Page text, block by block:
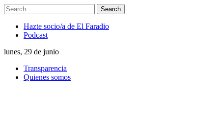
Hazte socio/a de El Faradio
Podcast
lunes, 29 de junio
Transparencia
Quienes somos